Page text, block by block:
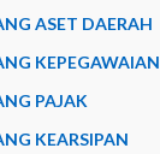
ASET DAERAH
KEPEGAWAIAN
PAJAK
KEARSIPAN